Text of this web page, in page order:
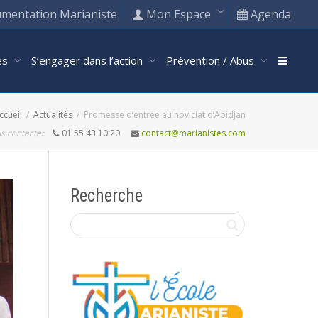
Marianiste Mon Espace Agenda
S’engager dans l’action Prévention / Abus
Actualités
Promesse d’entrée au noviciat d’Abidjan
contacter
01 55 43 10 20 contact@marianistes.com
Recherche